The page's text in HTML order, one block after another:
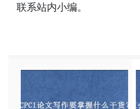
联系站内小编。